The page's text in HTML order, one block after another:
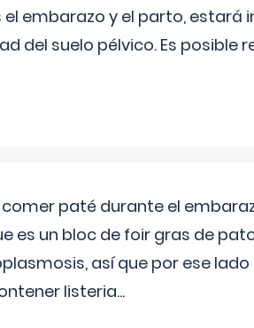
embarazo y el parto, estará
del suelo pélvico. Es posible
paté durante el
es un bloc de foir gras de
así que por ese
listeria...